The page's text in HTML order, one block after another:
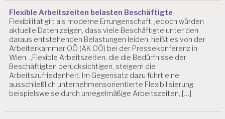
Flexible Arbeitszeiten belasten Beschäftigte
Flexibilität gilt als moderne Errungenschaft, jedoch würden
aktuelle Daten zeigen, dass viele Beschäftigte unter den
daraus entstehenden Belastungen leiden, heißt es von der
Arbeiterkammer OÖ (AK OÖ) bei der Pressekonferenz in
Wien. „Flexible Arbeitszeiten, die die Bedürfnisse der
Beschäftigten berücksichtigen, steigern die
Arbeitszufriedenheit. Im Gegensatz dazu führt eine
ausschließlich unternehmensorientierte Flexibilisierung,
beispielsweise durch unregelmäßige Arbeitszeiten, […]